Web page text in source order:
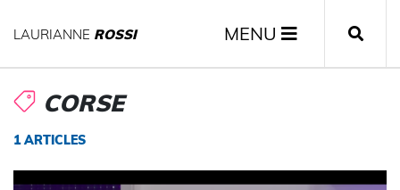
LAURIANNE ROSSI MENU
CORSE
1 ARTICLES